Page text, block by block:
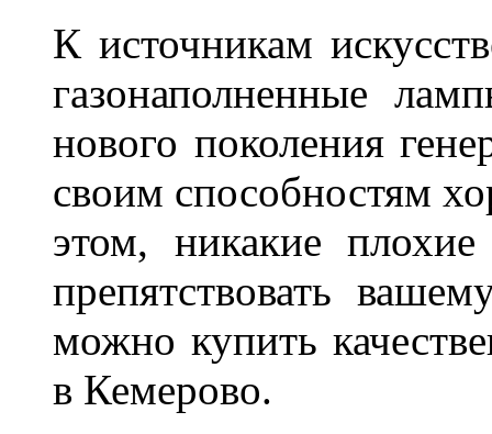
К источникам
газонаполненные
нового поколения
своим способностям
этом, никакие
препятствовать
можно купить
в Кемерово.